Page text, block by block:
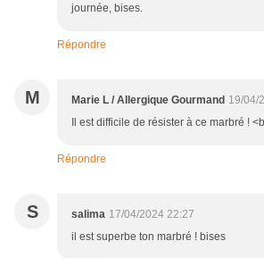
journée, bises.
Répondre
M Marie L / Allergique Gourmand 19/04/
Il est difficile de résister à ce marbré !
Répondre
S salima 17/04/2024 22:27
il est superbe ton marbré ! bises